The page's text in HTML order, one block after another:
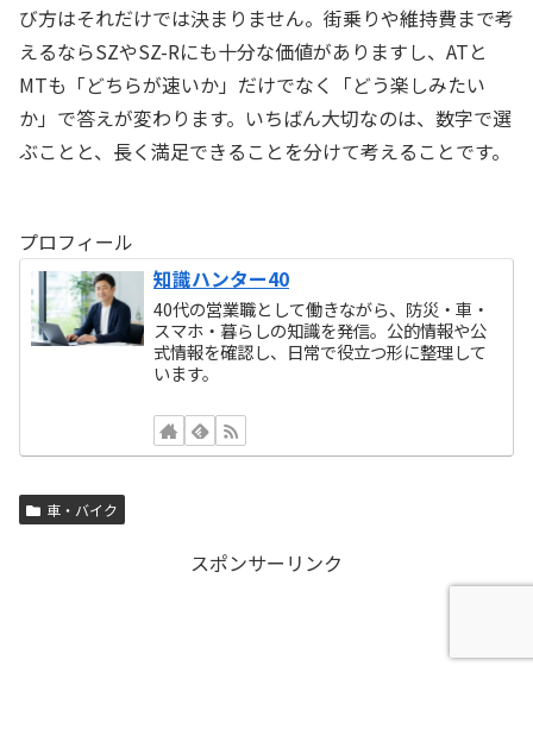
び方はそれだけでは決まりません。街乗りや維持費まで考
えるならSZやSZ-Rにも十分な価値がありますし、ATと
MTも「どちらが速いか」だけでなく「どう楽しみたい
か」で答えが変わります。いちばん大切なのは、数字で選
ぶことと、長く満足できることを分けて考えることです。
プロフィール
知識ハンター40
40代の営業職として働きながら、防災・車・
スマホ・暮らしの知識を発信。公的情報や公
式情報を確認し、日常で役立つ形に整理して
います。
車・バイク
スポンサーリンク